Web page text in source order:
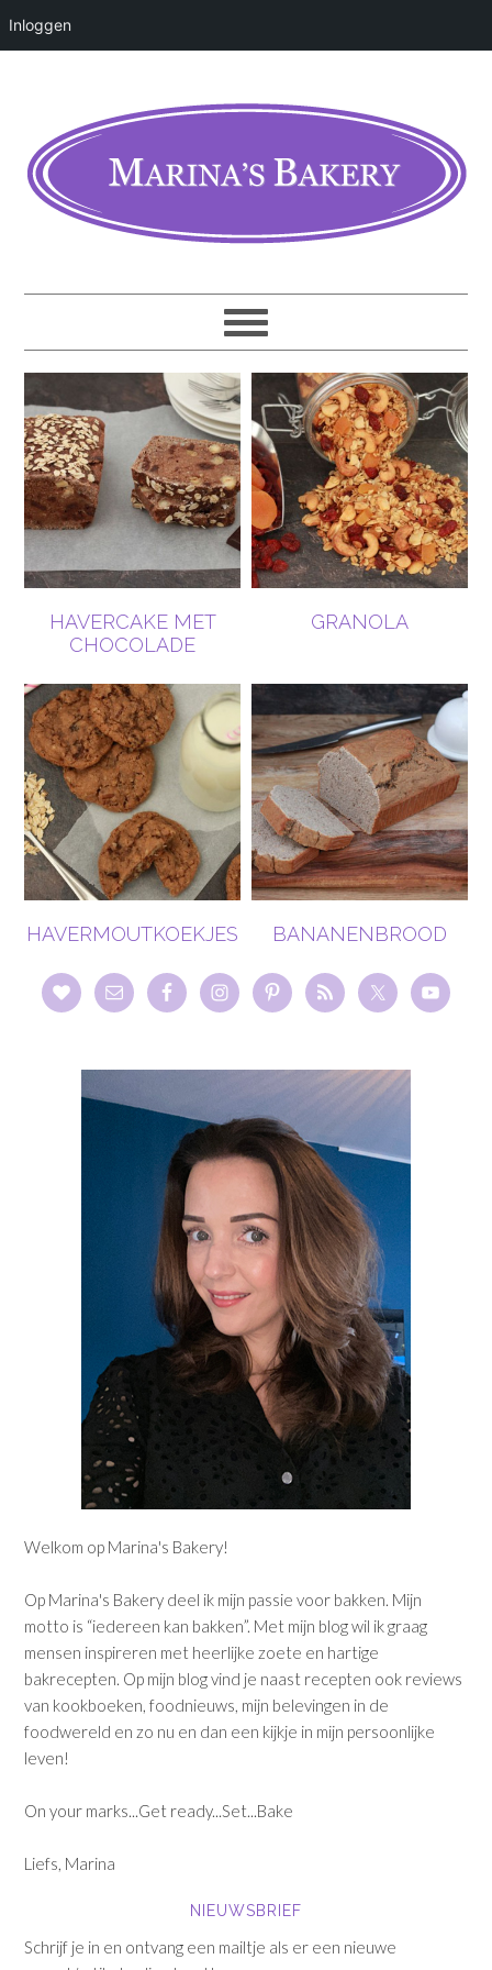
Inloggen
HAVERCAKE MET
CHOCOLADE
GRANOLA
HAVERMOUTKOEKJES BANANENBROOD
Welkom op Marina's Bakery!
Op Marina's Bakery deel ik mijn passie voor bakken. Mijn
motto is “iedereen kan bakken”. Met mijn blog wil ik graag
mensen inspireren met heerlijke zoete en hartige
bakrecepten. Op mijn blog vind je naast recepten ook reviews
van kookboeken, foodnieuws, mijn belevingen in de
foodwereld en zo nu en dan een kijkje in mijn persoonlijke
leven!
On your marks...Get ready...Set...Bake
Liefs, Marina
NIEUWSBRIEF
Schrijf je in en ontvang een mailtje als er een nieuwe